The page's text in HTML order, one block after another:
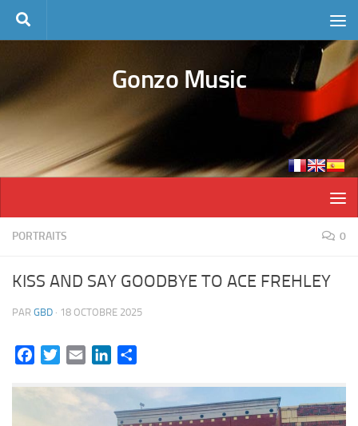
Skip to content
Gonzo Music
PORTRAITS 0
KISS AND SAY GOODBYE TO ACE FREHLEY
PAR GBD · 18 OCTOBRE 2025
FacebookTwitterEmail LinkedIn